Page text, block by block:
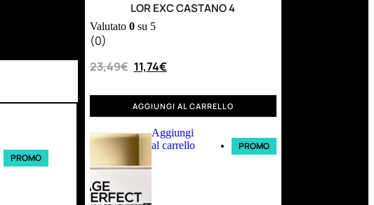
PROMO
LOR EXC CASTANO 4
Valutato 0su 5
(0)
23,49€ 11,74€
AGGIUNGI AL CARRELLO
Aggiungi
al carrello
PROMO